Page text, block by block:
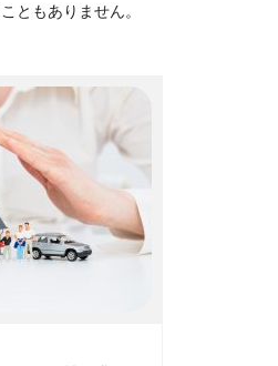
ともありません。